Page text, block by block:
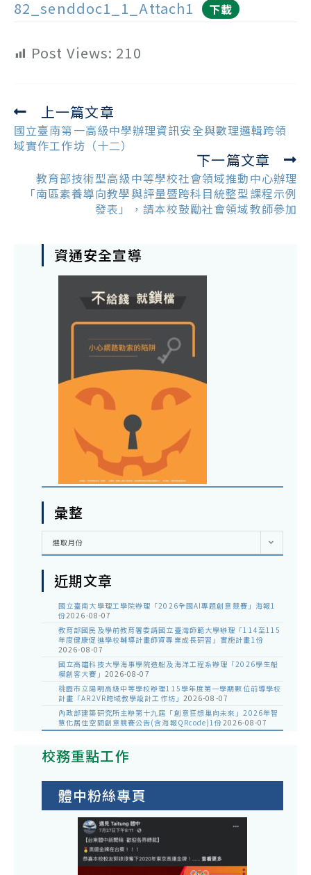
82_senddoc1_1_Attach1
下載
Post Views: 210
Read
more
articles
上一篇文章
國立臺南第一高級中學辦理資訊安全與數理邏輯跨領
域實作工作坊（十二）
下一篇文章
教育部技術型高級中等學校社會領域推動中心辦理
「南區素養導向教學與評量暨跨科目統整型課程示例
發表」，請本校鼓勵社會領域教師參加
資通安全宣導
彙整
彙
選取月份
近期文章
國立臺南大學理工學院辦理「2026全國AI專題創意競賽」海報1
份2026-08-07
教育部國民及學前教育署委請國立臺灣師範大學辦理「114至115
年度健康促進學校輔導計畫師資專業成長研習」實施計畫1份
2026-08-07
國立高雄科技大學海事學院造船及海洋工程系辦理「2026學生船
模創客大賽」 2026-08-07
桃園市立陽明高級中等學校辦理115學年度第一學期數位前導學校
計畫「AR2VR跨域教學設計工作坊」 2026-08-07
內政部建築研究所主辦第十九屆「創意狂想巢向未來」2026年智
慧化居住空間創意競賽公告(含海報QRcode)1份2026-08-07
校務重點工作
體中粉絲專頁